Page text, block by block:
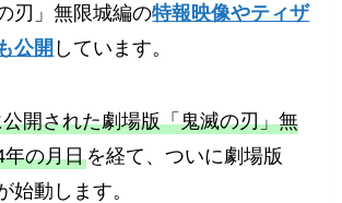
刃」無限城編の特報映像やティザ
公開 しています。
開された劇場版「鬼滅の刃」無
年の月日を経て、ついに劇場版
始動します。